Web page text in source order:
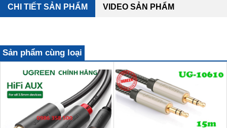
CHI TIẾT SẢN PHẨM VIDEO SẢN PHẨM
Sản phẩm cùng loại